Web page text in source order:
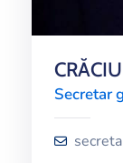
Secretar